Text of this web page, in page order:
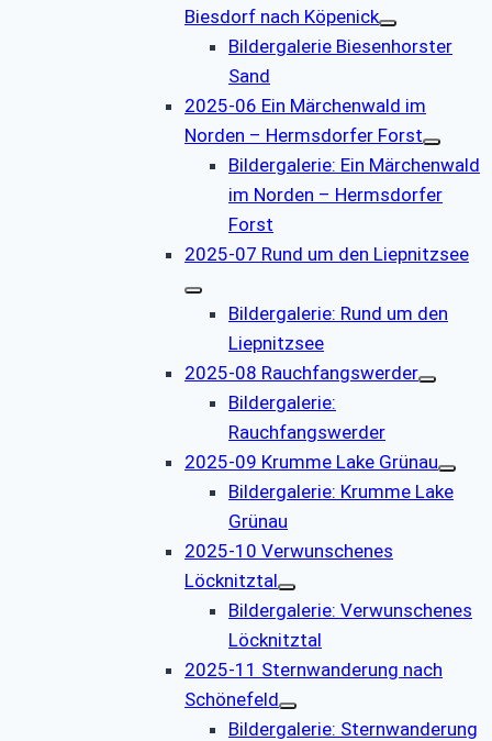
Biesdorf nach Köpenick
Bildergalerie Biesenhorster
Sand
2025-06 Ein Märchenwald im
Norden – Hermsdorfer Forst
Bildergalerie: Ein Märchenwald
im Norden – Hermsdorfer
Forst
2025-07 Rund um den Liepnitzsee
Bildergalerie: Rund um den
Liepnitzsee
2025-08 Rauchfangswerder
Bildergalerie:
Rauchfangswerder
2025-09 Krumme Lake Grünau
Bildergalerie: Krumme Lake
Grünau
2025-10 Verwunschenes
Löcknitztal
Bildergalerie: Verwunschenes
Löcknitztal
2025-11 Sternwanderung nach
Schönefeld
Bildergalerie: Sternwanderung